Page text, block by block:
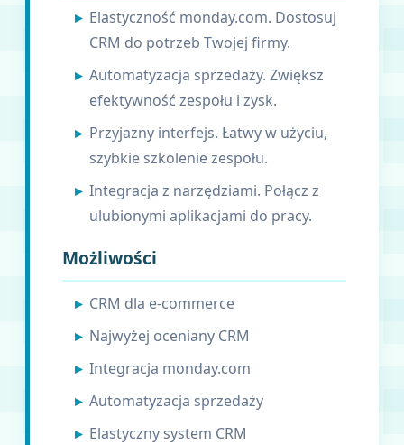
Elastyczność monday.com. Dostosuj
CRM do potrzeb Twojej firmy.
Automatyzacja sprzedaży. Zwiększ
efektywność zespołu i zysk.
Przyjazny interfejs. Łatwy w użyciu,
szybkie szkolenie zespołu.
Integracja z narzędziami. Połącz z
ulubionymi aplikacjami do pracy.
Możliwości
CRM dla e-commerce
Najwyżej oceniany CRM
Integracja monday.com
Automatyzacja sprzedaży
Elastyczny system CRM